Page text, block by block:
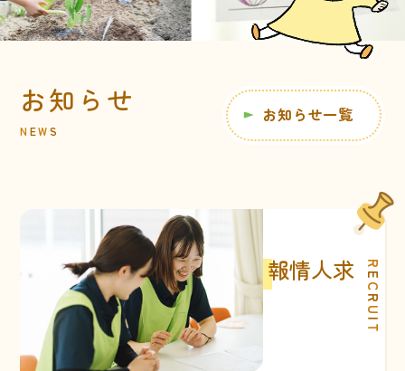
お知らせ
N EWS
お知らせ一覧
求人情報 R
E
C
R
U
I
T